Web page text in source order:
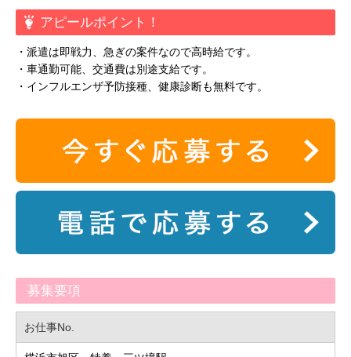
アピールポイント！
・派遣は即戦力、急ぎの案件なので高時給です。
・車通勤可能、交通費は別途支給です。
・インフルエンザ予防接種、健康診断も無料です。
募集要項
お仕事No.